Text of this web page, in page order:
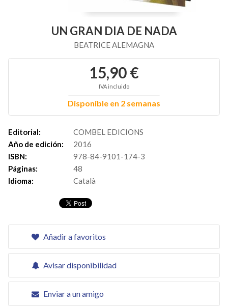
UN GRAN DIA DE NADA
BEATRICE ALEMAGNA
15,90 €
IVA incluido
Disponible en 2 semanas
Editorial:
COMBEL EDICIONS
Año de edición:
2016
ISBN:
978-84-9101-174-3
Páginas:
48
Idioma:
Català
Añadir a favoritos
Avisar disponibilidad
Enviar a un amigo